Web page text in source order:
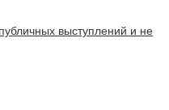
выступлений и не